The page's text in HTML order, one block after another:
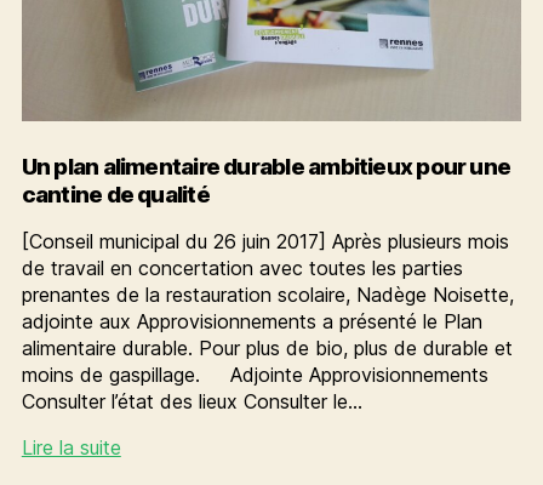
Un plan alimentaire durable ambitieux pour une
cantine de qualité
[Conseil municipal du 26 juin 2017] Après plusieurs mois
de travail en concertation avec toutes les parties
prenantes de la restauration scolaire, Nadège Noisette,
adjointe aux Approvisionnements a présenté le Plan
alimentaire durable. Pour plus de bio, plus de durable et
moins de gaspillage. Adjointe Approvisionnements
Consulter l’état des lieux Consulter le…
Lire la suiteUn